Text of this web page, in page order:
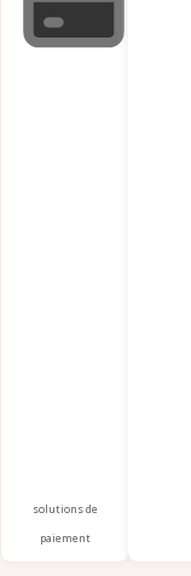
solutions de
paiement